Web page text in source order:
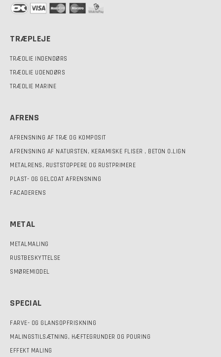
TRÆPLEJE
TRÆOLIE INDENDØRS
TRÆOLIE UDENDØRS
TRÆOLIE MARINE
AFRENS
AFRENSNING AF TRÆ OG KOMPOSIT
AFRENSNING AF NATURSTEN, KERAMISKE FLISER , BETON O.LIGN
METALRENS, RUSTSTOPPERE OG RUSTPRIMERE
PLAST- OG GELCOAT AFRENSNING
FACADERENS
METAL
METALMALING
RUSTBESKYTTELSE
SMØREMIDDEL
SPECIAL
FARVE- OG GLANSOPFRISKNING
MALINGSTILSÆTNING, HÆFTEGRUNDER OG POURING
EFFEKT MALING